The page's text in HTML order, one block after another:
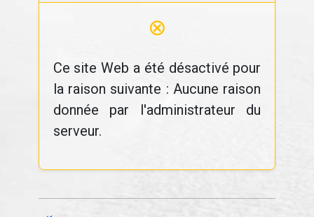
⊗
Ce site Web a été désactivé pour
la raison suivante : Aucune raison
donnée par l'administrateur du
serveur.